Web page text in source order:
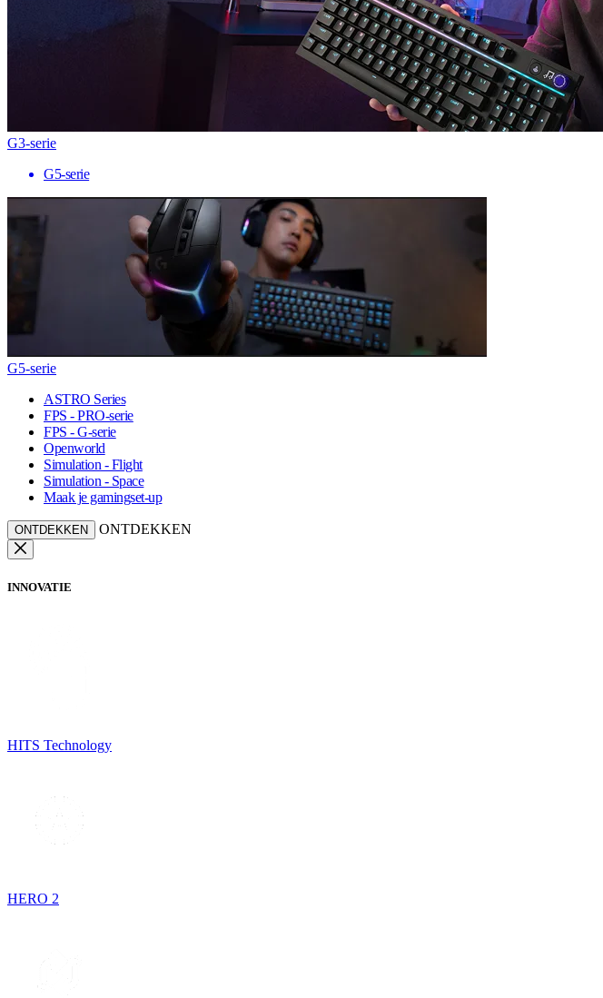
G3-serie
G5-serie
G5-serie
ASTRO Series
FPS - PRO-serie
FPS - G-serie
Openworld
Simulation - Flight
Simulation - Space
Maak je gamingset-up
ONTDEKKEN ONTDEKKEN
INNOVATIE
HITS Technology
HERO 2